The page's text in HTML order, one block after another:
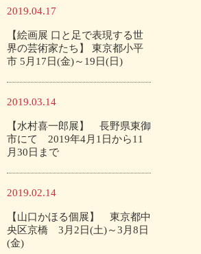
2019.04.17
【絵画展 口と足で表現する世
界の芸術家たち】 東京都小平
市 5月17日(金)～19日(日)
2019.03.14
【水村喜一郎展】 長野県東御
市にて 2019年4月1日から11
月30日まで
2019.02.14
【山口かほる個展】 東京都中
央区京橋 3月2日(土)～3月8日
(金)